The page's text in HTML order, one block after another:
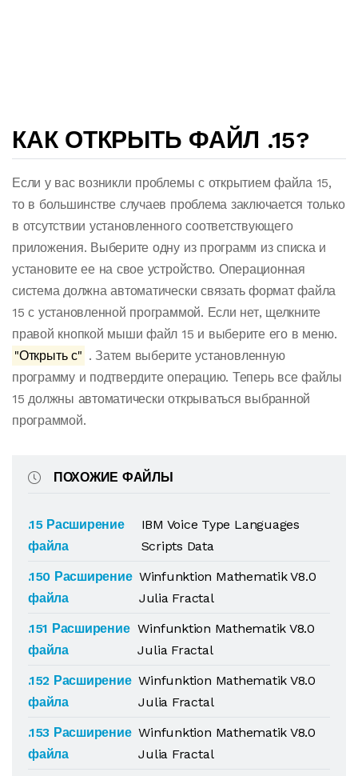
КАК ОТКРЫТЬ ФАЙЛ .15?
Если у вас возникли проблемы с открытием файла 15,
то в большинстве случаев проблема заключается только
в отсутствии установленного соответствующего
приложения. Выберите одну из программ из списка и
установите ее на свое устройство. Операционная
система должна автоматически связать формат файла
15 с установленной программой. Если нет, щелкните
правой кнопкой мыши файл 15 и выберите его в меню.
"Открыть с" . Затем выберите установленную
программу и подтвердите операцию. Теперь все файлы
15 должны автоматически открываться выбранной
программой.
ПОХОЖИЕ ФАЙЛЫ
.15 Расширение
файла
IBM Voice Type Languages
Scripts Data
.150 Расширение
файла
Winfunktion Mathematik V8.0
Julia Fractal
.151 Расширение
файла
Winfunktion Mathematik V8.0
Julia Fractal
.152 Расширение
файла
Winfunktion Mathematik V8.0
Julia Fractal
.153 Расширение
файла
Winfunktion Mathematik V8.0
Julia Fractal